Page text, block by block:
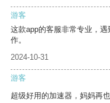
游客
这款app的客服非常专业，
作。
2024-10-31
游客
超级好用的加速器，妈妈再